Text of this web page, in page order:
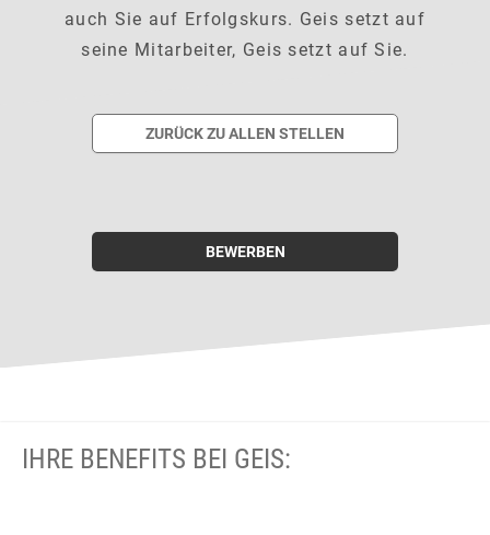
auch Sie auf Erfolgskurs. Geis setzt auf
seine Mitarbeiter, Geis setzt auf Sie.
ZURÜCK ZU ALLEN STELLEN
BEWERBEN
IHRE BENEFITS BEI GEIS: